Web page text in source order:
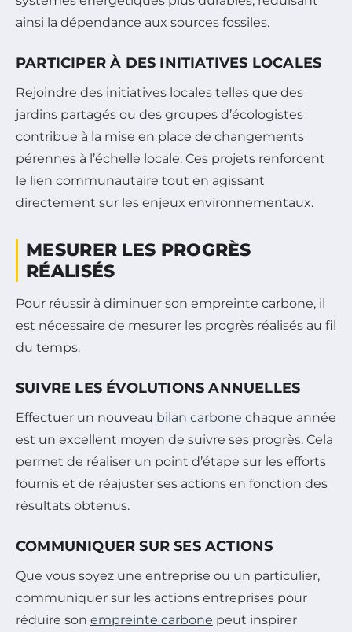
ainsi la dépendance aux sources fossiles.
PARTICIPER À DES INITIATIVES LOCALES
Rejoindre des initiatives locales telles que des
jardins partagés ou des groupes d’écologistes
contribue à la mise en place de changements
pérennes à l’échelle locale. Ces projets renforcent
le lien communautaire tout en agissant
directement sur les enjeux environnementaux.
MESURER LES PROGRÈS
RÉALISÉS
Pour réussir à diminuer son empreinte carbone, il
est nécessaire de mesurer les progrès réalisés au fil
du temps.
SUIVRE LES ÉVOLUTIONS ANNUELLES
Effectuer un nouveau bilan carbone chaque année
est un excellent moyen de suivre ses progrès. Cela
permet de réaliser un point d’étape sur les efforts
fournis et de réajuster ses actions en fonction des
résultats obtenus.
COMMUNIQUER SUR SES ACTIONS
Que vous soyez une entreprise ou un particulier,
communiquer sur les actions entreprises pour
réduire son empreinte carbone peut inspirer